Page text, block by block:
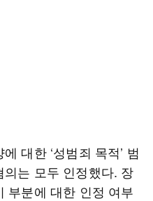
대한 ‘성범죄 목적’ 범
는 모두 인정했다. 장
부분에 대한 인정 여부